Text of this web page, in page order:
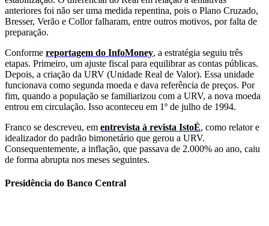
anteriores foi não ser uma medida repentina, pois o Plano Cruzado,
Bresser, Verão e Collor falharam, entre outros motivos, por falta de
preparação.
Conforme reportagem do InfoMoney, a estratégia seguiu três
etapas. Primeiro, um ajuste fiscal para equilibrar as contas públicas.
Depois, a criação da URV (Unidade Real de Valor). Essa unidade
funcionava como segunda moeda e dava referência de preços. Por
fim, quando a população se familiarizou com a URV, a nova moeda
entrou em circulação. Isso aconteceu em 1º de julho de 1994.
Franco se descreveu, em entrevista à revista IstoÉ, como relator e
idealizador do padrão bimonetário que gerou a URV.
Consequentemente, a inflação, que passava de 2.000% ao ano, caiu
de forma abrupta nos meses seguintes.
Presidência do Banco Central